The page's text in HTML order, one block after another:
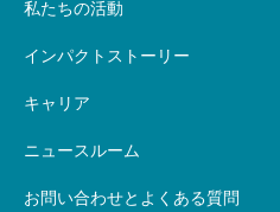
私たちの活動
インパクトストーリー
キャリア
ニュースルーム
お問い合わせとよくある質問